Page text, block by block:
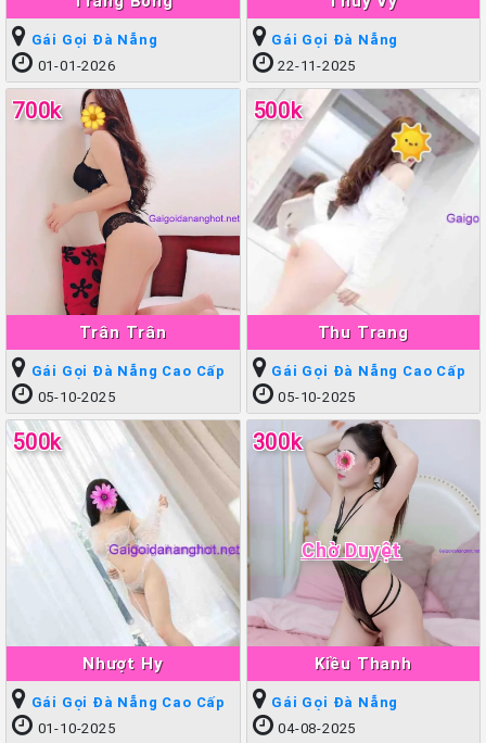
Gái Gọi Đà Nẵng
01-01-2026
Gái Gọi Đà Nẵng
22-11-2025
Trân Trân
700k
Gái Gọi Đà Nẵng Cao Cấp
05-10-2025
Thu Trang
500k
Gái Gọi Đà Nẵng Cao Cấp
05-10-2025
Nhượt Hy
500k
Gái Gọi Đà Nẵng Cao Cấp
01-10-2025
Kiều Thanh
300k
Chờ Duyệt
Gái Gọi Đà Nẵng
04-08-2025